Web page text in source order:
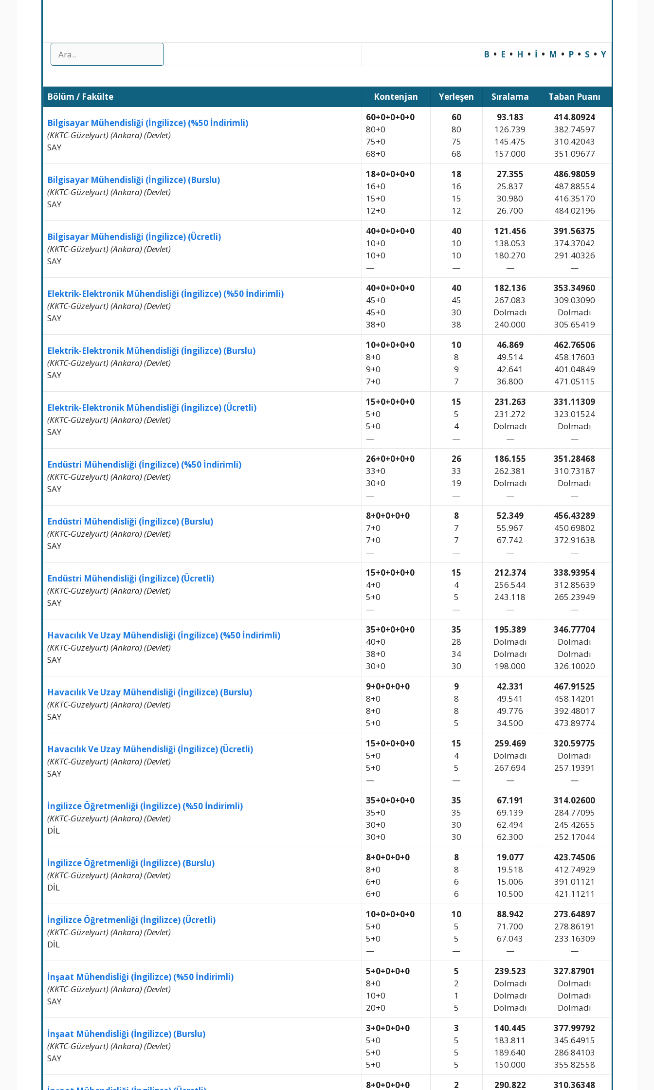
B • E • H • İ • M • P• S • Y
Bölüm / Fakülte Kontenjan Yerleşen Sıralama Taban Puanı
Bilgisayar Mühendisliği (İngilizce) (%50 İndirimli)
(KKTC-Güzelyurt) (Ankara) (Devlet)
SAY
60+0+0+0+0
80+0
75+0
68+0
60
80
75
68
93.183
126.739
145.475
157.000
414.80924
382.74597
310.42043
351.09677
Bilgisayar Mühendisliği (İngilizce) (Burslu)
(KKTC-Güzelyurt) (Ankara) (Devlet)
SAY
18+0+0+0+0
16+0
15+0
12+0
18
16
15
12
27.355
25.837
30.980
26.700
486.98059
487.88554
416.35170
484.02196
Bilgisayar Mühendisliği (İngilizce) (Ücretli)
(KKTC-Güzelyurt) (Ankara) (Devlet)
SAY
40+0+0+0+0
10+0
10+0
—
40
10
10
—
121.456
138.053
180.270
—
391.56375
374.37042
291.40326
—
Elektrik-Elektronik Mühendisliği (İngilizce) (%50 İndirimli)
(KKTC-Güzelyurt) (Ankara) (Devlet)
SAY
40+0+0+0+0
45+0
45+0
38+0
40
45
30
38
182.136
267.083
Dolmadı
240.000
353.34960
309.03090
Dolmadı
305.65419
Elektrik-Elektronik Mühendisliği (İngilizce) (Burslu)
(KKTC-Güzelyurt) (Ankara) (Devlet)
SAY
10+0+0+0+0
8+0
9+0
7+0
10
8
9
7
46.869
49.514
42.641
36.800
462.76506
458.17603
401.04849
471.05115
Elektrik-Elektronik Mühendisliği (İngilizce) (Ücretli)
(KKTC-Güzelyurt) (Ankara) (Devlet)
SAY
15+0+0+0+0
5+0
5+0
—
15
5
4
—
231.263
231.272
Dolmadı
—
331.11309
323.01524
Dolmadı
—
Endüstri Mühendisliği (İngilizce) (%50 İndirimli)
(KKTC-Güzelyurt) (Ankara) (Devlet)
SAY
26+0+0+0+0
33+0
30+0
—
26
33
19
—
186.155
262.381
Dolmadı
—
351.28468
310.73187
Dolmadı
—
Endüstri Mühendisliği (İngilizce) (Burslu)
(KKTC-Güzelyurt) (Ankara) (Devlet)
SAY
8+0+0+0+0
7+0
7+0
—
8
7
7
—
52.349
55.967
67.742
—
456.43289
450.69802
372.91638
—
Endüstri Mühendisliği (İngilizce) (Ücretli)
(KKTC-Güzelyurt) (Ankara) (Devlet)
SAY
15+0+0+0+0
4+0
5+0
—
15
4
5
—
212.374
256.544
243.118
—
338.93954
312.85639
265.23949
—
Havacılık Ve Uzay Mühendisliği (İngilizce) (%50 İndirimli)
(KKTC-Güzelyurt) (Ankara) (Devlet)
SAY
35+0+0+0+0
40+0
38+0
30+0
35
28
34
30
195.389
Dolmadı
Dolmadı
198.000
346.77704
Dolmadı
Dolmadı
326.10020
Havacılık Ve Uzay Mühendisliği (İngilizce) (Burslu)
(KKTC-Güzelyurt) (Ankara) (Devlet)
SAY
9+0+0+0+0
8+0
8+0
5+0
9
8
8
5
42.331
49.541
49.776
34.500
467.91525
458.14201
392.48017
473.89774
Havacılık Ve Uzay Mühendisliği (İngilizce) (Ücretli)
(KKTC-Güzelyurt) (Ankara) (Devlet)
SAY
15+0+0+0+0
5+0
5+0
—
15
4
5
—
259.469
Dolmadı
267.694
—
320.59775
Dolmadı
257.19391
—
İngilizce Öğretmenliği (İngilizce) (%50 İndirimli)
(KKTC-Güzelyurt) (Ankara) (Devlet)
DİL
35+0+0+0+0
35+0
30+0
30+0
35
35
30
30
67.191
69.139
62.494
62.300
314.02600
284.77095
245.42655
252.17044
İngilizce Öğretmenliği (İngilizce) (Burslu)
(KKTC-Güzelyurt) (Ankara) (Devlet)
DİL
8+0+0+0+0
8+0
6+0
6+0
8
8
6
6
19.077
19.518
15.006
10.500
423.74506
412.74929
391.01121
421.11211
İngilizce Öğretmenliği (İngilizce) (Ücretli)
(KKTC-Güzelyurt) (Ankara) (Devlet)
DİL
10+0+0+0+0
5+0
5+0
—
10
5
5
—
88.942
71.700
67.043
—
273.64897
278.86191
233.16309
—
İnşaat Mühendisliği (İngilizce) (%50 İndirimli)
(KKTC-Güzelyurt) (Ankara) (Devlet)
SAY
5+0+0+0+0
8+0
10+0
20+0
5
2
1
5
239.523
Dolmadı
Dolmadı
Dolmadı
327.87901
Dolmadı
Dolmadı
Dolmadı
İnşaat Mühendisliği (İngilizce) (Burslu)
(KKTC-Güzelyurt) (Ankara) (Devlet)
SAY
3+0+0+0+0
5+0
5+0
5+0
3
5
5
5
140.445
183.811
189.640
150.000
377.99792
345.64915
286.84103
355.82558
8+0+0+0+0 2 290.822 310.36348